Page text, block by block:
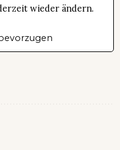
wieder ändern.